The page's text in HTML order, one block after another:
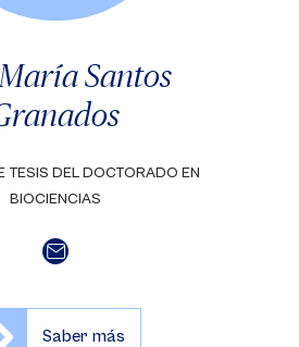
Santos
TESIS DEL DOCTORADO EN
BIOCIENCIAS
Saber más